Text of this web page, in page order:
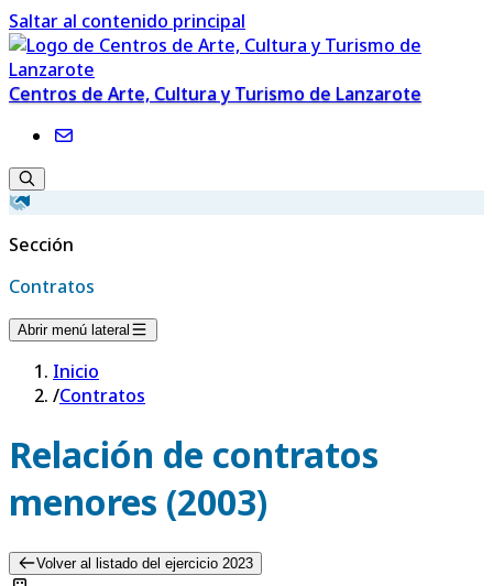
Saltar al contenido principal
Centros de Arte, Cultura y Turismo de Lanzarote
Sección
Contratos
Abrir menú lateral
Inicio
/Contratos
Relación de contratos
menores (2003)
Volver al listado del ejercicio 2023